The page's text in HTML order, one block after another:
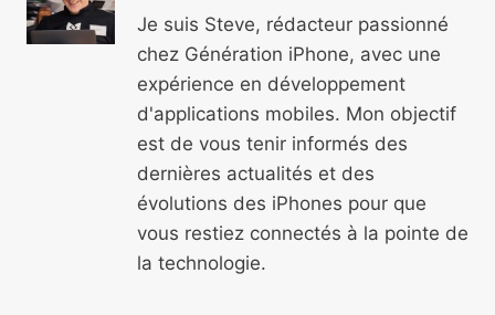
Je suis Steve, rédacteur passionné
chez Génération iPhone, avec une
expérience en développement
d'applications mobiles. Mon objectif
est de vous tenir informés des
dernières actualités et des
évolutions des iPhones pour que
vous restiez connectés à la pointe de
la technologie.